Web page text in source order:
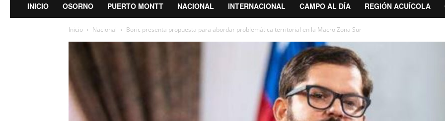
INICIO OSORNO PUERTO MONTT NACIONAL INTERNACIONAL CAMPO AL DÍA REGIÓN ACUÍCOLA
Inicio Nacional Boric presenta propuesta para abordar problemática territorial en la Macro Zona Sur